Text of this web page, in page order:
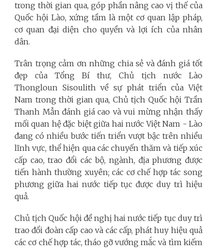
trong thời gian qua, góp phần nâng cao vị thế của
Quốc hội Lào, xứng tầm là một cơ quan lập pháp,
cơ quan đại diện cho quyền và lợi ích của nhân
dân.
Trân trọng cảm ơn những chia sẻ và đánh giá tốt
đẹp của Tổng Bí thư, Chủ tịch nước Lào
Thongloun Sisoulith về sự phát triển của Việt
Nam trong thời gian qua, Chủ tịch Quốc hội Trần
Thanh Mẫn đánh giá cao và vui mừng nhận thấy
mối quan hệ đặc biệt giữa hai nước Việt Nam - Lào
đang có nhiều bước tiến triển vượt bậc trên nhiều
lĩnh vực, thể hiện qua các chuyến thăm và tiếp xúc
cấp cao, trao đổi các bộ, ngành, địa phương được
tiến hành thường xuyên; các cơ chế hợp tác song
phương giữa hai nước tiếp tục được duy trì hiệu
quả.
Chủ tịch Quốc hội đề nghị hai nước tiếp tục duy trì
trao đổi đoàn cấp cao và các cấp, phát huy hiệu quả
các cơ chế hợp tác, tháo gỡ vướng mắc và tìm kiếm